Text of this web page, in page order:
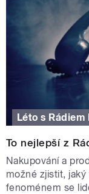
Léto s Rádiem
To nejlepší z
Nakupování a
možné zjistit,
fenoménem se